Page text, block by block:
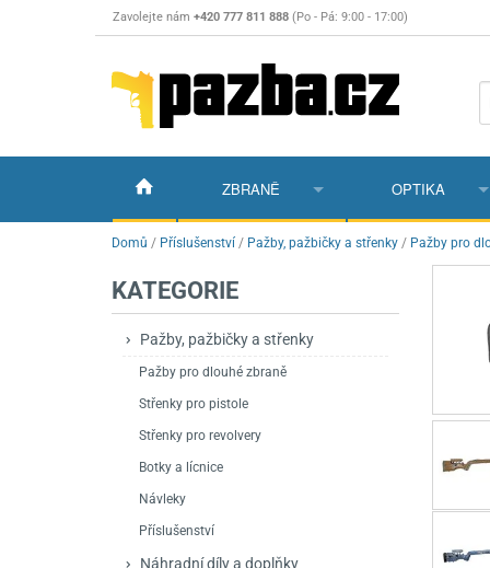
Zavolejte nám +420 777 811 888 (Po - Pá: 9:00 - 17:00)
ZBRANĚ
Vzduchovky Vzduchovky na
Vzduchové pistole a revolvery
Pružinové pistole
Plynové pistole a revolvery
Perkusní zbraně
Pušky opakovací
Pušky
Zásobníky
Příslušenství pro
Nože Nože s pevnou
Zavírací nože
Kuchyňské nože
OPTIKA
Puškohledy
Noční vidění a
Domů / Příslušenství / Pažby, pažbičky a střenky / Pažby pro
KATEGORIE
Pažby, pažbičky a střenky
Pažby pro dlouhé zbraně
Střenky pro pistole
Střenky pro revolvery
Botky a lícnice
Návleky
Příslušenství
Náhradní díly a doplňky